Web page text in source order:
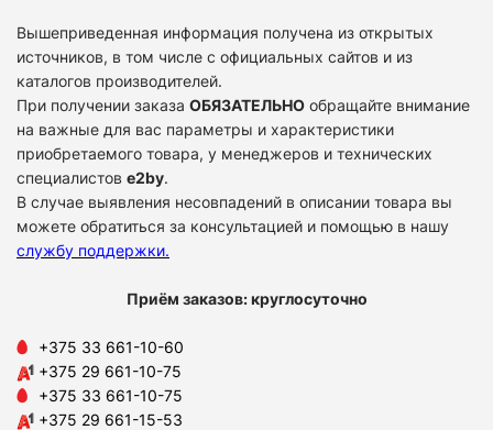
Вышеприведенная информация получена из открытых
источников, в том числе с официальных сайтов и из
каталогов производителей.
При получении заказа ОБЯЗАТЕЛЬНО обращайте внимание
на важные для вас параметры и характеристики
приобретаемого товара, у менеджеров и технических
специалистов e2by.
В случае выявления несовпадений в описании товара вы
можете обратиться за консультацией и помощью в нашу
службу поддержки.
Приём заказов: круглосуточно
+375 33 661-10-60
+375 29 661-10-75
+375 33 661-10-75
+375 29 661-15-53